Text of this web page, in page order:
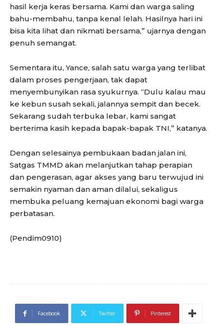
hasil kerja keras bersama. Kami dan warga saling
bahu-membahu, tanpa kenal lelah. Hasilnya hari ini
bisa kita lihat dan nikmati bersama,” ujarnya dengan
penuh semangat.
Sementara itu, Yance, salah satu warga yang terlibat
dalam proses pengerjaan, tak dapat
menyembunyikan rasa syukurnya. “Dulu kalau mau
ke kebun susah sekali, jalannya sempit dan becek.
Sekarang sudah terbuka lebar, kami sangat
berterima kasih kepada bapak-bapak TNI,” katanya.
Dengan selesainya pembukaan badan jalan ini,
Satgas TMMD akan melanjutkan tahap perapian
dan pengerasan, agar akses yang baru terwujud ini
semakin nyaman dan aman dilalui, sekaligus
membuka peluang kemajuan ekonomi bagi warga
perbatasan.
(Pendim0910)
Facebook Twitter Pinterest